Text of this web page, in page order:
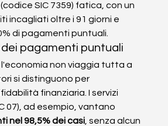
SIC 7359) fatica, con un
incagliati oltre i 91 giorni e
di pagamenti puntuali.
dei pagamenti puntuali
non viaggia tutta a
si distinguono per
finanziaria. I servizi
07), ad esempio, vantano
nel 98,5% dei casi , senza alcun